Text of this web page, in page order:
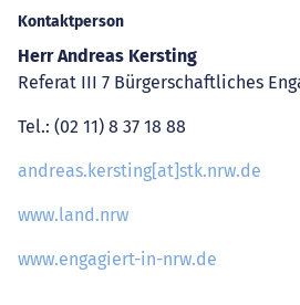
Kontaktperson
Herr Andreas Kersting
Referat III 7 Bürgerschaftliches
Tel.: (02 11) 8 37 18 88
andreas.kersting[at]stk.nrw.de
www.land.nrw
www.engagiert-in-nrw.de